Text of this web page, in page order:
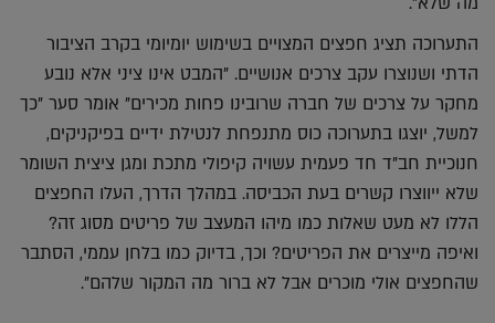
התערוכה תציג חפצים המצויים בשימוש יומיומי בקרב הציבור
הדתי ושנוצרו עקב צרכים אנושיים. "המבט אינו ציני אלא נובע
מחקר על צרכים של חברה שרובינו פחות מכירים" אומר סער "כך
למשל, יוצגו בתערוכה כוס מתנפחת לנטילת ידיים בפיקניקים,
חנוכיית חב"ד חד פעמית עשויה קיפולי מתכת ומגן ציצית השומר
שלא ייווצרו קשרים בעת הכביסה. במהלך הדרך, העלו החפצים
הללו לא מעט שאלות כמו מיהו המעצב של פריטים מסוג זה?
ואיפה מייצרים את הפריטים? וכך, בדיוק כמו בלחן עממי, הסתבר
שהחפצים אולי מוכרים אבל לא ברור מה המקור שלהם".